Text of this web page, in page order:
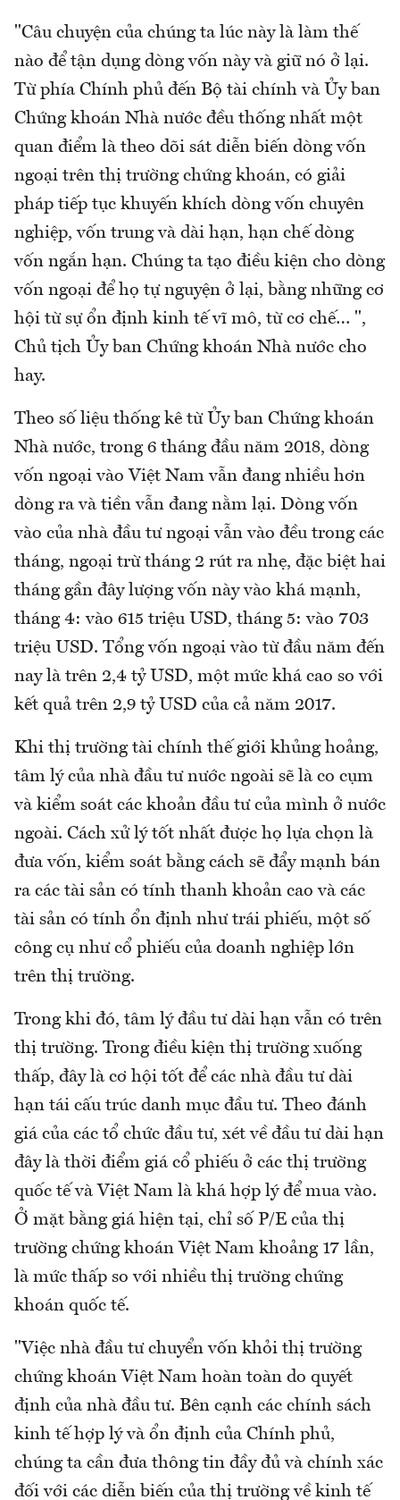
"Câu chuyện của chúng ta lúc này là làm thế
nào để tận dụng dòng vốn này và giữ nó ở lại.
Từ phía Chính phủ đến Bộ tài chính và Ủy ban
Chứng khoán Nhà nước đều thống nhất một
quan điểm là theo dõi sát diễn biến dòng vốn
ngoại trên thị trường chứng khoán, có giải
pháp tiếp tục khuyến khích dòng vốn chuyên
nghiệp, vốn trung và dài hạn, hạn chế dòng
vốn ngắn hạn. Chúng ta tạo điều kiện cho dòng
vốn ngoại để họ tự nguyện ở lại, bằng những cơ
hội từ sự ổn định kinh tế vĩ mô, từ cơ chế… ",
Chủ tịch Ủy ban Chứng khoán Nhà nước cho
hay.
Theo số liệu thống kê từ Ủy ban Chứng khoán
Nhà nước, trong 6 tháng đầu năm 2018, dòng
vốn ngoại vào Việt Nam vẫn đang nhiều hơn
dòng ra và tiền vẫn đang nằm lại. Dòng vốn
vào của nhà đầu tư ngoại vẫn vào đều trong các
tháng, ngoại trừ tháng 2 rút ra nhẹ, đặc biệt hai
tháng gần đây lượng vốn này vào khá mạnh,
tháng 4: vào 615 triệu USD, tháng 5: vào 703
triệu USD. Tổng vốn ngoại vào từ đầu năm đến
nay là trên 2,4 tỷ USD, một mức khá cao so với
kết quả trên 2,9 tỷ USD của cả năm 2017.
Khi thị trường tài chính thế giới khủng hoảng,
tâm lý của nhà đầu tư nước ngoài sẽ là co cụm
và kiểm soát các khoản đầu tư của mình ở nước
ngoài. Cách xử lý tốt nhất được họ lựa chọn là
đưa vốn, kiểm soát bằng cách sẽ đẩy mạnh bán
ra các tài sản có tính thanh khoản cao và các
tài sản có tính ổn định như trái phiếu, một số
công cụ như cổ phiếu của doanh nghiệp lớn
trên thị trường.
Trong khi đó, tâm lý đầu tư dài hạn vẫn có trên
thị trường. Trong điều kiện thị trường xuống
thấp, đây là cơ hội tốt để các nhà đầu tư dài
hạn tái cấu trúc danh mục đầu tư. Theo đánh
giá của các tổ chức đầu tư, xét về đầu tư dài hạn
đây là thời điểm giá cổ phiếu ở các thị trường
quốc tế và Việt Nam là khá hợp lý để mua vào.
Ở mặt bằng giá hiện tại, chỉ số P/E của thị
trường chứng khoán Việt Nam khoảng 17 lần,
là mức thấp so với nhiều thị trường chứng
khoán quốc tế.
"Việc nhà đầu tư chuyển vốn khỏi thị trường
chứng khoán Việt Nam hoàn toàn do quyết
định của nhà đầu tư. Bên cạnh các chính sách
kinh tế hợp lý và ổn định của Chính phủ,
chúng ta cần đưa thông tin đầy đủ và chính xác
đối với các diễn biến của thị trường về kinh tế